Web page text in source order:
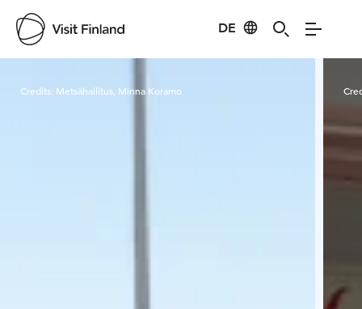
DE
Credits: Metsähallitus, Minna Koramo